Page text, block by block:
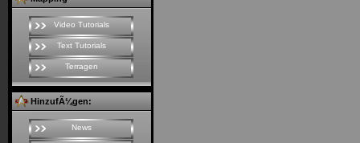
Video Tutorials
Text Tutorials
Terragen
HinzufÃ¼gen:
News